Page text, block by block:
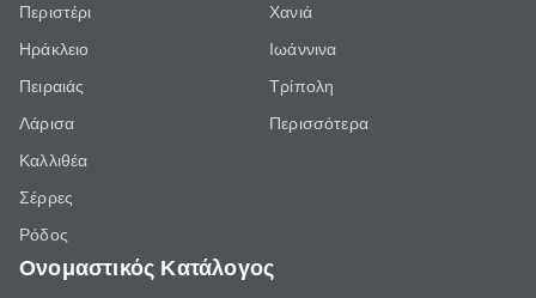
Περιστέρι
Ηράκλειο
Πειραιάς
Λάρισα
Καλλιθέα
Σέρρες
Ρόδος
Χανιά
Ιωάννινα
Τρίπολη
Περισσότερα
Ονομαστικός Κατάλογος